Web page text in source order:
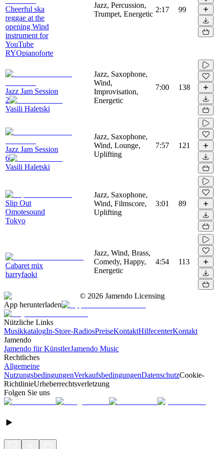
Cheerful ska
reggae at the
opening Wind
instrument for
YouTube
RYOpianoforte
Jazz, Percussion,
Trumpet, Energetic
2:17 99
Jazz Jam Session
2
Vasili Haletski
Jazz, Saxophone,
Wind,
Improvisation,
Energetic
7:00 138
Jazz Jam Session
6
Vasili Haletski
Jazz, Saxophone,
Wind, Lounge,
Uplifting
7:57 121
Slip Out
Omotesound
Tokyo
Jazz, Saxophone,
Wind, Filmscore,
Uplifting
3:01 89
Cabaret mix
harryfaoki
Jazz, Wind, Brass,
Comedy, Happy,
Energetic
4:54 113
© 2026 Jamendo Licensing
App herunterladen
Nützliche Links
MusikkatalogIn-Store-RadiosPreiseKontaktHilfecenterKontakt
Jamendo
Jamendo für KünstlerJamendo Music
Rechtliches
Allgemeine
NutzungsbedingungenVerkaufsbedingungenDatenschutzCookie-
RichtlinieUrheberrechtsverletzung
Folgen Sie uns